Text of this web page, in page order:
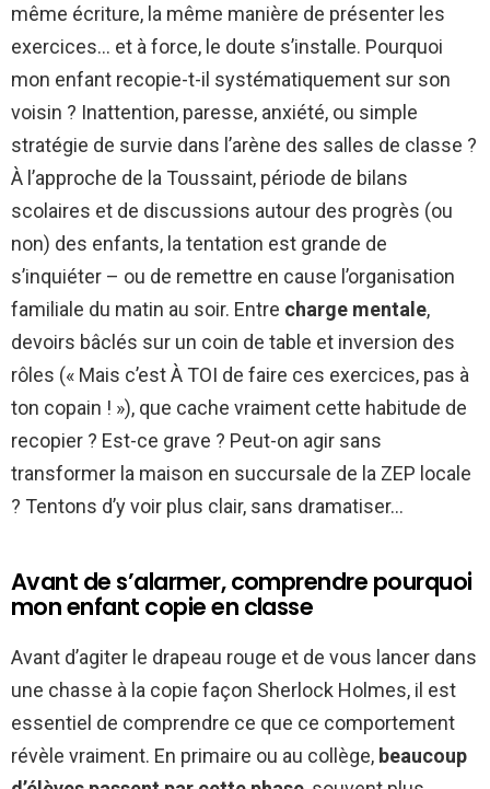
même écriture, la même manière de présenter les
exercices… et à force, le doute s’installe. Pourquoi
mon enfant recopie-t-il systématiquement sur son
voisin ? Inattention, paresse, anxiété, ou simple
stratégie de survie dans l’arène des salles de classe ?
À l’approche de la Toussaint, période de bilans
scolaires et de discussions autour des progrès (ou
non) des enfants, la tentation est grande de
s’inquiéter – ou de remettre en cause l’organisation
familiale du matin au soir. Entre charge mentale,
devoirs bâclés sur un coin de table et inversion des
rôles (« Mais c’est À TOI de faire ces exercices, pas à
ton copain ! »), que cache vraiment cette habitude de
recopier ? Est-ce grave ? Peut-on agir sans
transformer la maison en succursale de la ZEP locale
? Tentons d’y voir plus clair, sans dramatiser…
Avant de s’alarmer, comprendre pourquoi
mon enfant copie en classe
Avant d’agiter le drapeau rouge et de vous lancer dans
une chasse à la copie façon Sherlock Holmes, il est
essentiel de comprendre ce que ce comportement
révèle vraiment. En primaire ou au collège, beaucoup